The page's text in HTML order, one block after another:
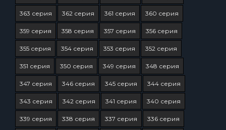
363 серия 362 серия 361 серия 360 серия
359 серия 358 серия 357 серия 356 серия
355 серия 354 серия 353 серия 352 серия
351 серия 350 серия 349 серия 348 серия
347 серия 346 серия 345 серия 344 серия
343 серия 342 серия 341 серия 340 серия
339 серия 338 серия 337 серия 336 серия